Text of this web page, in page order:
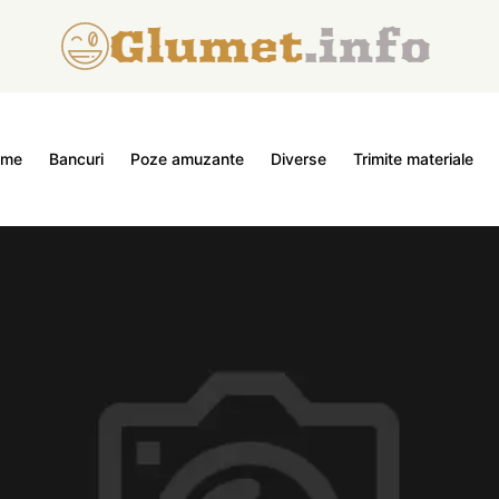
Bancuri Poze amuzante Diverse Trimite materiale